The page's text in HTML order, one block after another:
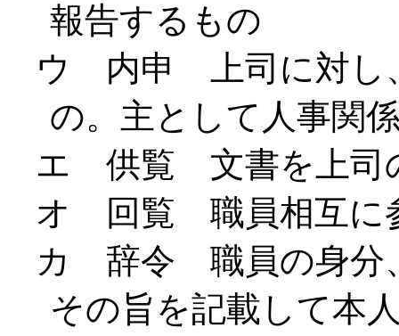
報告するもの
ウ 内申 上司に対し
の。主として人事関
エ 供覧 文書を上司
オ 回覧 職員相互に
カ 辞令 職員の身分
その旨を記載して本